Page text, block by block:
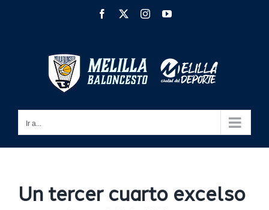
Facebook InstagramYouTube
Ir a...
Un tercer cuarto excelso